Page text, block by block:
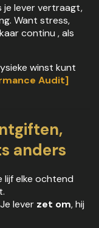
je lever vertraagt,
Want stress,
continu , als
winst kunt
Audit]
anders
lijf elke ochtend
lever zet om, hij